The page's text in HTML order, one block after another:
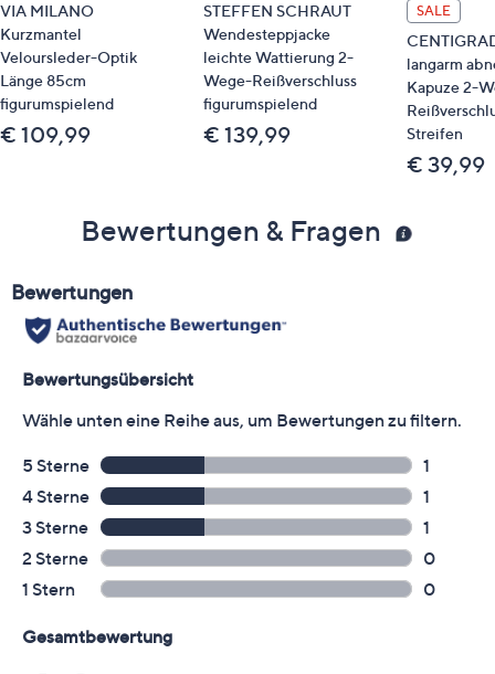
VIA MILANO
Kurzmantel
Veloursleder-Optik
Länge 85cm
figurumspielend
€ 109,99
STEFFEN SCHRAUT
Wendesteppjacke
leichte Wattierung 2-
Wege-Reißverschluss
figurumspielend
€ 139,99
SALE
langarm
Kapuze 2-
Streifen
€ 39,99
Bewertungen & Fragen